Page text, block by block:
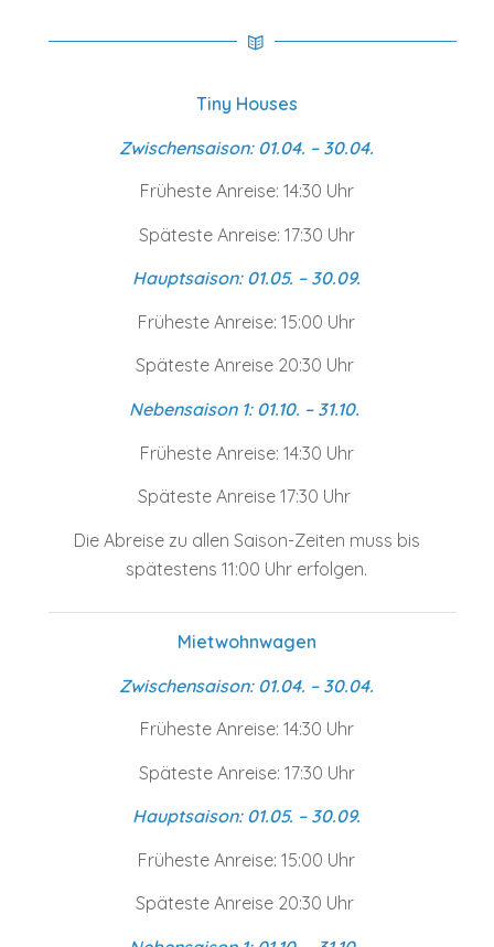
Tiny Houses
Zwischensaison: 01.04. – 30.04.
Früheste Anreise: 14:30 Uhr
Späteste Anreise: 17:30 Uhr
Hauptsaison: 01.05. – 30.09.
Früheste Anreise: 15:00 Uhr
Späteste Anreise 20:30 Uhr
Nebensaison 1: 01.10. – 31.10.
Früheste Anreise: 14:30 Uhr
Späteste Anreise 17:30 Uhr
Die Abreise zu allen Saison-Zeiten muss bis
spätestens 11:00 Uhr erfolgen.
Mietwohnwagen
Zwischensaison: 01.04. – 30.04.
Früheste Anreise: 14:30 Uhr
Späteste Anreise: 17:30 Uhr
Hauptsaison: 01.05. – 30.09.
Früheste Anreise: 15:00 Uhr
Späteste Anreise 20:30 Uhr